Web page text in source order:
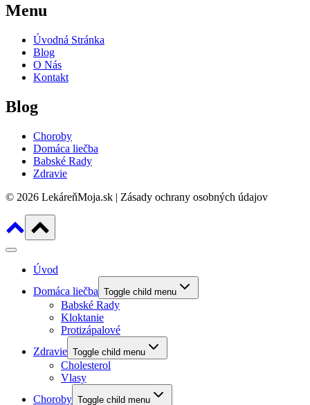
Menu
Úvodná Stránka
Blog
O Nás
Kontakt
Blog
Choroby
Domáca liečba
Babské Rady
Zdravie
© 2026 LekáreňMoja.sk | Zásady ochrany osobných údajov
Úvod
Domáca liečba Toggle child menu
Babské Rady
Kloktanie
Protizápalové
Zdravie Toggle child menu
Cholesterol
Vlasy
Choroby Toggle child menu